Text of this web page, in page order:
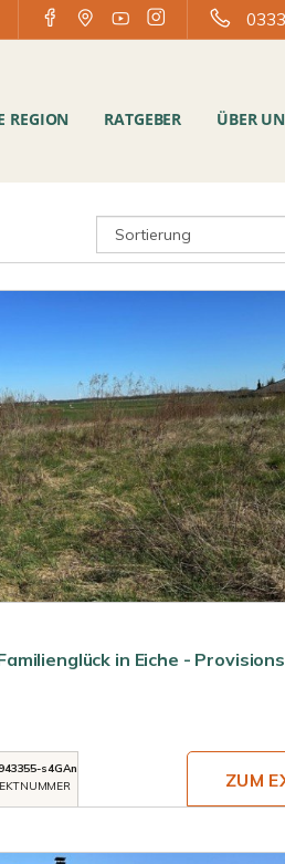
REGION RATGEBER ÜBER
in Eiche -
s4GAn
ZUM